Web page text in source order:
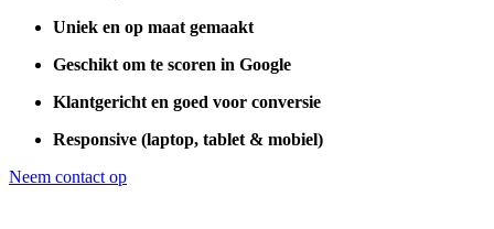
Uniek en op maat gemaakt
Geschikt om te scoren in Google
Klantgericht en goed voor conversie
Responsive (laptop, tablet & mobiel)
Neem contact op